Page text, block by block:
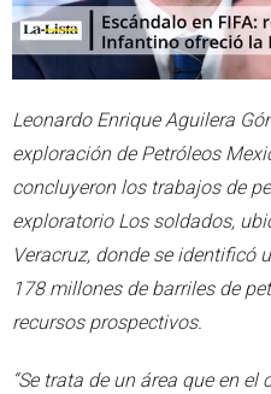
Leonardo Enrique Aguilera
exploración de Petróleos
concluyeron los trabajos de
exploratorio Los soldados,
Veracruz, donde se identificó
178 millones de barriles de
recursos prospectivos.
“Se trata de un área que en